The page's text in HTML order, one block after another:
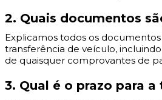
2. Quais documentos
Explicamos todos os documentos
transferência de veículo, incluindo
de quaisquer comprovantes de
3. Qual é o prazo para a